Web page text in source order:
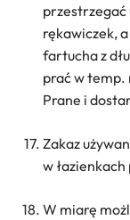
przestrzegać
rękawiczek,
fartucha z
prać w temp.
Prane i
Zakaz
w
W miarę